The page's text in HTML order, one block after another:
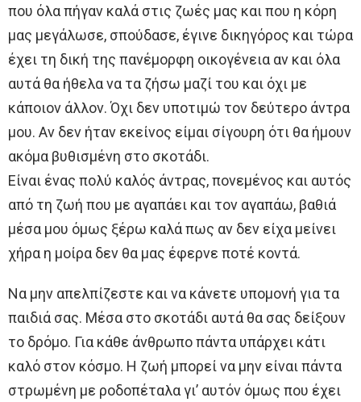
που όλα πήγαν καλά στις ζωές μας και που η κόρη
μας μεγάλωσε, σπούδασε, έγινε δικηγόρος και τώρα
έχει τη δική της πανέμορφη οικογένεια αν και όλα
αυτά θα ήθελα να τα ζήσω μαζί του και όχι με
κάποιον άλλον. Όχι δεν υποτιμώ τον δεύτερο άντρα
μου. Αν δεν ήταν εκείνος είμαι σίγουρη ότι θα ήμουν
ακόμα βυθισμένη στο σκοτάδι.
Είναι ένας πολύ καλός άντρας, πονεμένος και αυτός
από τη ζωή που με αγαπάει και τον αγαπάω, βαθιά
μέσα μου όμως ξέρω καλά πως αν δεν είχα μείνει
χήρα η μοίρα δεν θα μας έφερνε ποτέ κοντά.
Να μην απελπίζεστε και να κάνετε υπομονή για τα
παιδιά σας. Μέσα στο σκοτάδι αυτά θα σας δείξουν
το δρόμο. Για κάθε άνθρωπο πάντα υπάρχει κάτι
καλό στον κόσμο. Η ζωή μπορεί να μην είναι πάντα
στρωμένη με ροδοπέταλα γι’ αυτόν όμως που έχει